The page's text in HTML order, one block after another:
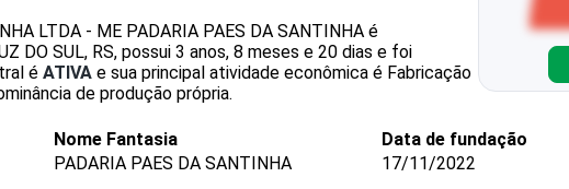
LTDA - ME PADARIA PAES DA SANTINHA é
DO SUL, RS, possui 3 anos, 8 meses e 20 dias e foi
é ATIVA e sua principal atividade econômica é Fabricação
de produção própria.
Nome Fantasia
PADARIA PAES DA SANTINHA
Data de fundação
17/11/2022